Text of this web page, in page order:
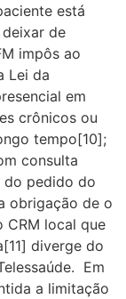
está
de
impôs ao
Lei da
em
crônicos ou
tempo[10];
consulta
do pedido do
obrigação de o
CRM local que
diverge do
Em
a limitação